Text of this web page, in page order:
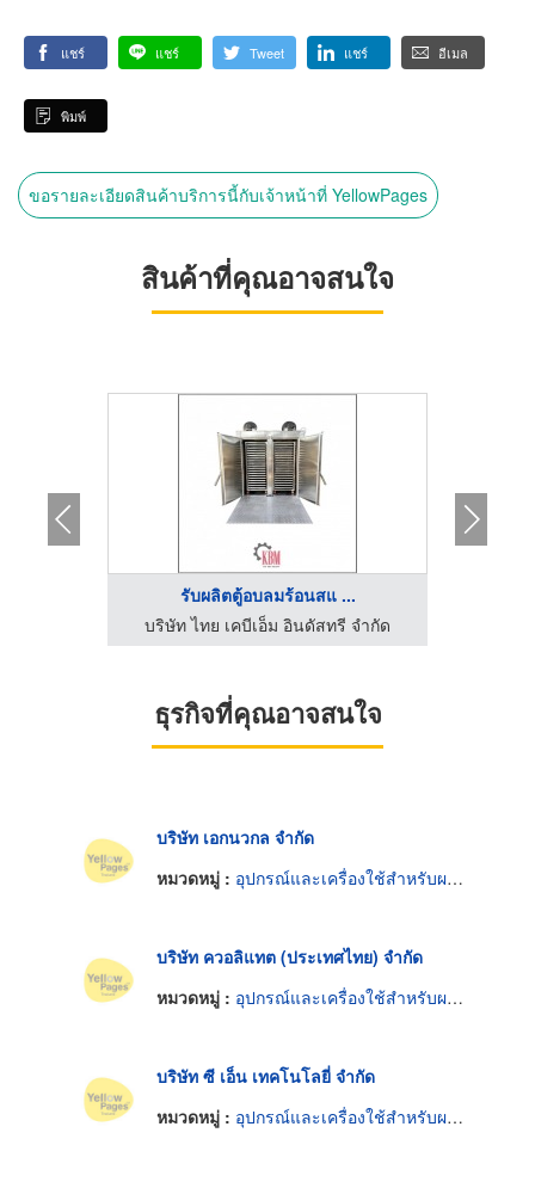
แชร์ แชร์ Tweet แชร์ อีเมล
พิมพ์
ขอรายละเอียดสินค้าบริการนี้กับเจ้าหน้าที่ YellowPages
สินค้าที่คุณอาจสนใจ
รับผลิตตู้อบลมร้อนสแ ...
บริษัท ไทย เคบีเอ็ม อินดัสทรี จำกัด
ธุรกิจที่คุณอาจสนใจ
บริษัท เอกนวกล จำกัด
หมวดหมู่ : อุปกรณ์และเครื่องใช้สำหรับผลิตภัณฑ์อาหาร
บริษัท ควอลิแทต (ประเทศไทย) จำกัด
หมวดหมู่ : อุปกรณ์และเครื่องใช้สำหรับผลิตภัณฑ์อาหาร
บริษัท ซี เอ็น เทคโนโลยี่ จำกัด
หมวดหมู่ : อุปกรณ์และเครื่องใช้สำหรับผลิตภัณฑ์อาหาร